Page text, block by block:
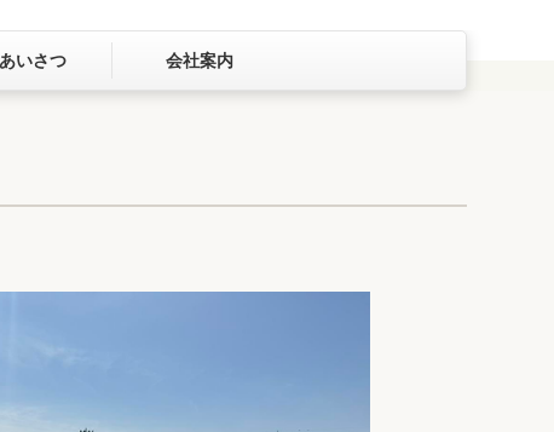
屋根・外壁
暮らしをつくる、価値・性能向上
いさつ 会社案内